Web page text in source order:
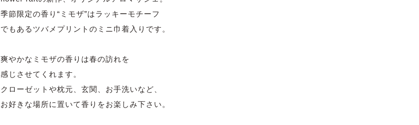
季節限定の香り“ミモザ”はラッキーモチーフ
でもあるツバメプリントのミニ巾着入りです。
爽やかなミモザの香りは春の訪れを
感じさせてくれます。
クローゼットや枕元、玄関、お手洗いなど、
お好きな場所に置いて香りをお楽しみ下さい。